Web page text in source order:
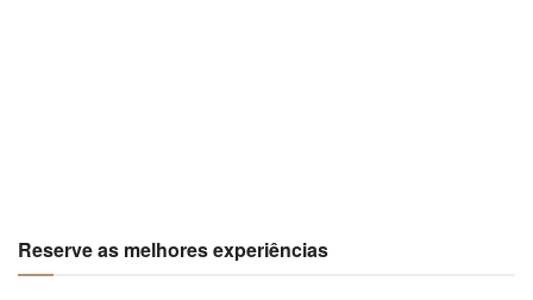
Reserve as melhores experiências